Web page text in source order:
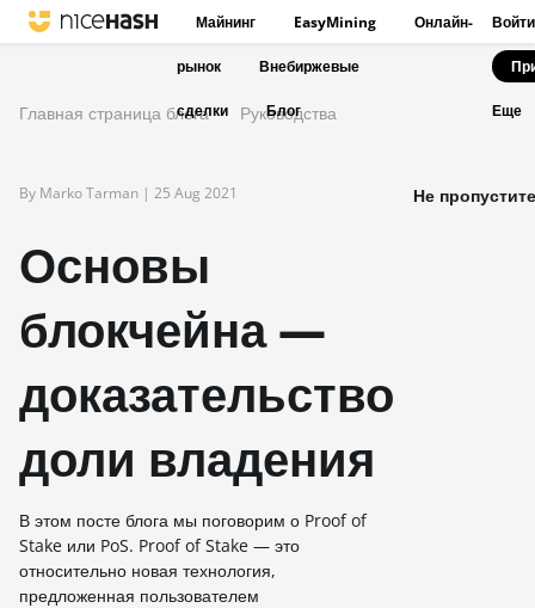
Майнинг EasyMining Онлайн-
рынок Внебиржевые
сделки Блог
Войти
Еще
Главная страница блога Руководства
By Marko Tarman | 25 Aug 2021
Основы
блокчейна —
доказательство
доли владения
В этом посте блога мы поговорим о Proof of
Stake или PoS. Proof of Stake — это
относительно новая технология,
предложенная пользователем
Не